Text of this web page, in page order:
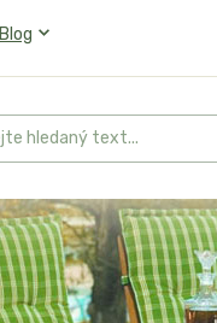
Blog